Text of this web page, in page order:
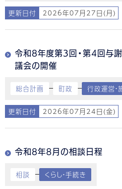
更新日付 2026年07月27日(月)
令和8年度第3回・第4回与
議会の開催
総合計画 町政 行政運営・
更新日付 2026年07月24日(金)
令和8年8月の相談日程
相談 くらし・手続き